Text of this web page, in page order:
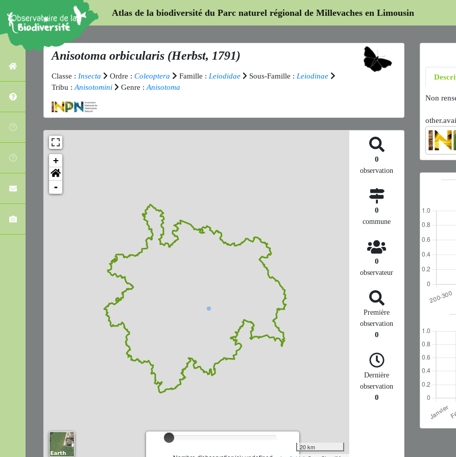
Atlas de la biodiversité du Parc naturel régional de Millevaches en Limousin
Anisotoma orbicularis (Herbst, 1791)
Classe : Insecta Ordre :Coleoptera Famille : Leiodidae Sous-Famille : Leiodinae
Tribu : Anisotomini Genre :Anisotoma
+
-
20 km
0
observation
0
commune
0
observateur
Première
observation
0
Dernière
observation
0
Non